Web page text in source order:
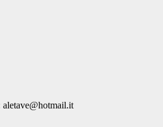
aletave@hotmail.it